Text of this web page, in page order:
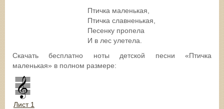
Птичка маленькая,
Птичка славненькая,
Песенку пропела
И в лес улетела.
Скачать бесплатно ноты детской песни «Птичка
маленькая» в полном размере:
Лист 1